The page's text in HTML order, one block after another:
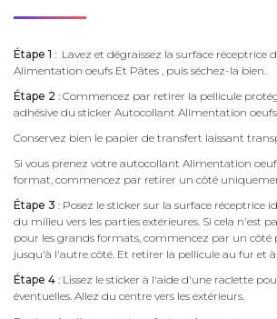
Étape 1 : Lavez et dégraissez la surface réceptrice
Alimentation oeufs Et Pâtes , puis séchez-la bien.
Étape 2 : Commencez par retirer la pellicule
adhésive du sticker Autocollant Alimentation
Conservez bien le papier de transfert laissant
Si vous prenez votre autocollant Alimentation
format, commencez par retirer un côté
Étape 3 : Posez le sticker sur la surface réceptrice
du milieu vers les parties extérieures. Si cela n'est
pour les grands formats, commencez par un côté
jusqu'à l'autre côté. Et retirer la pellicule au fur et à
Étape 4 : Lissez le sticker à l'aide d'une raclette
éventuelles. Allez du centre vers les extérieurs.